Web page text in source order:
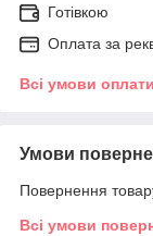
Готівкою
Оплата за
Всі умови оплати
Умови
Повернення
Всі умови